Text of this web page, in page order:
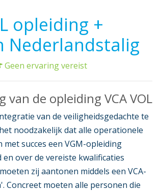
opleiding +
Nederlandstalig
Geen ervaring vereist
van de opleiding VCA VOL
van de veiligheidsgedachte te
noodzakelijk dat alle operationele
met succes een VGM-opleiding
over de vereiste kwalificaties
zij aantonen middels een VCA-
Concreet moeten alle personen die